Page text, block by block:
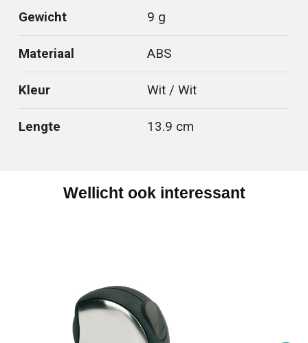
Gewicht 9 g
Materiaal ABS
Kleur Wit / Wit
Lengte 13.9 cm
Wellicht ook interessant